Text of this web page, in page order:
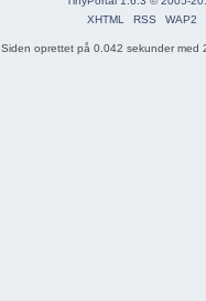
XHTML
RSS WAP2
Siden oprettet på 0.042 sekunder med